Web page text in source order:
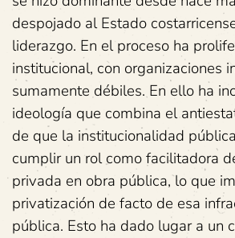
despojado al Estado
liderazgo. En el proceso ha
institucional, con organizaciones
sumamente débiles. En ello ha
ideología que combina el
de que la institucionalidad
cumplir un rol como facilitadora
privada en obra pública, lo que
privatización de facto de esa
pública. Esto ha dado lugar a un